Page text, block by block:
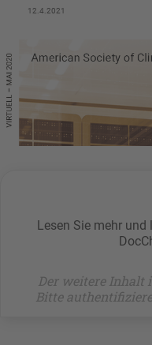
12.4.2021
Lesen Sie mehr
Der weitere Inhalt
Bitte